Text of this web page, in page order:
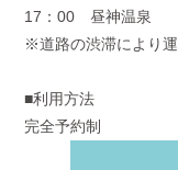
17：00 昼神温泉
※道路の渋滞により
■利用方法
完全予約制